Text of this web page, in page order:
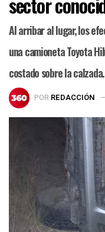
Al arribar al lugar, los
una camioneta Toyota
costado sobre la calzada.
POR REDACCIÓN